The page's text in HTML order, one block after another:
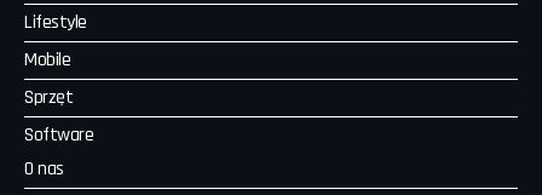
Lifestyle
Mobile
Sprzęt
Software
O nas